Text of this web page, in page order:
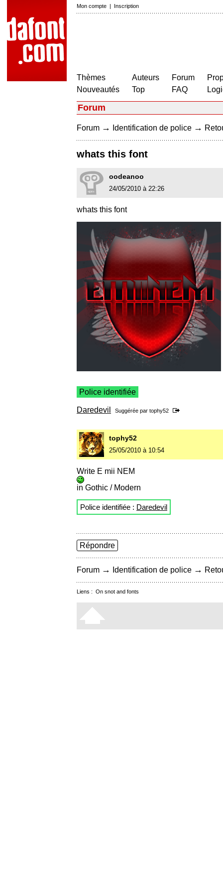
Mon compte | Inscription
Thèmes
Nouveautés
Auteurs
Top
Forum
FAQ
Forum
Forum → Identification de police →
whats this font
oodeanoo
24/05/2010 à 22:26
whats this font
Police identifiée
Daredevil Suggérée par tophy52
tophy52
25/05/2010 à 10:54
Write E mii NEM
in Gothic / Modern
Police identifiée : Daredevil
Répondre
Forum → Identification de police →
Liens : On snot and fonts